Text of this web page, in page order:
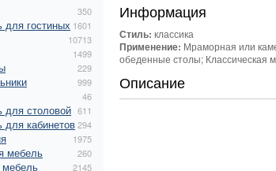
350
для гостиных 1601
10713
1499
229
999
46
для столовой 611
для кабинетов294
1975
мебель 260
мебель 2145
Информация
Стиль: классика
Применение: Мраморная или
обеденные столы; Классическая
Описание